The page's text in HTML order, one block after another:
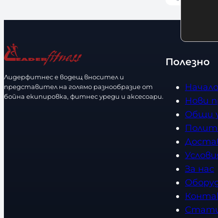
с
а
е
Лидерфитнес е водещ вносител и
представител на голямо разнообразие от
бойна екипировка, фитнес уреди и аксесоари.
Полезно
Начало
Нови
Общи
За нас